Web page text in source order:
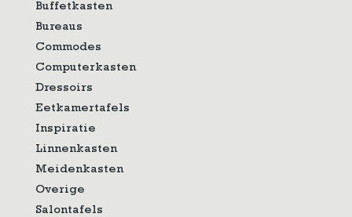
Buffetkasten
Bureaus
Commodes
Computerkasten
Dressoirs
Eetkamertafels
Inspiratie
Linnenkasten
Meidenkasten
Overige
Salontafels